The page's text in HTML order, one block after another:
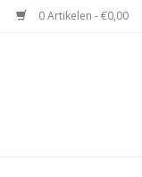
0 Artikelen - €0,00